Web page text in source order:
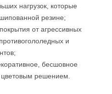
нагрузок, которые
резине;
от агрессивных
и
бесшовное
решением.